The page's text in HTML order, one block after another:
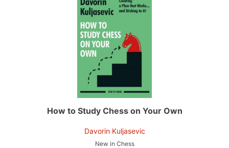
How to Study Chess on Your Own
Davorin Kuljasevic
New in Chess